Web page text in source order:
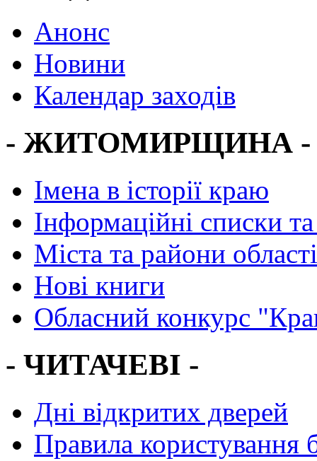
Анонс
Новини
Календар заходів
- ЖИТОМИРЩИНА -
Імена в історії краю
Інформаційні списки
Міста та райони області
Нові книги
Обласний конкурс
- ЧИТАЧЕВІ -
Дні відкритих дверей
Правила користування